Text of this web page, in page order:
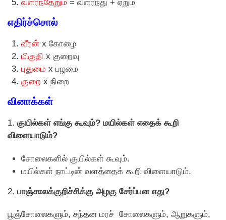
வளர்ந்தேறும் = வளர்ந்து + ஏறும்
எதிர்ச்சொல்
வீரன் x கோழை
மிகுதி x குறைவு
புதுமை x பழமை
குறை x நிறை
வினாக்கள்
1. குயில்கள் எங்கு கூவும்? மயில்கள் எதைக் கூறி
விளையாடும்?
சோலைகளில் குயில்கள் கூவும்.
மயில்கள் நாட்டின் வளத்தைக் கூறி விளையாடும்.
2. பாஞ்சாலக்குறிச்சிக்கு அழகு சேர்ப்பன எது?
பூஞ்சோலைகளும், சந்தன மரச் சோலைகளும், ஆறுகளும்,